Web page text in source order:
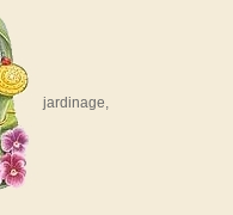
jardinage,